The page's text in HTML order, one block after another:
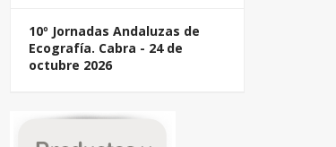
10º Jornadas Andaluzas de
Ecografía. Cabra - 24 de
octubre 2026